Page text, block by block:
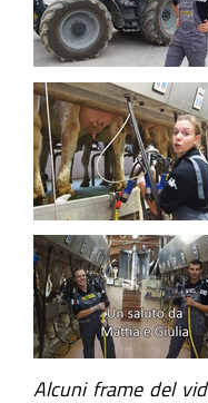
Alcuni frame del